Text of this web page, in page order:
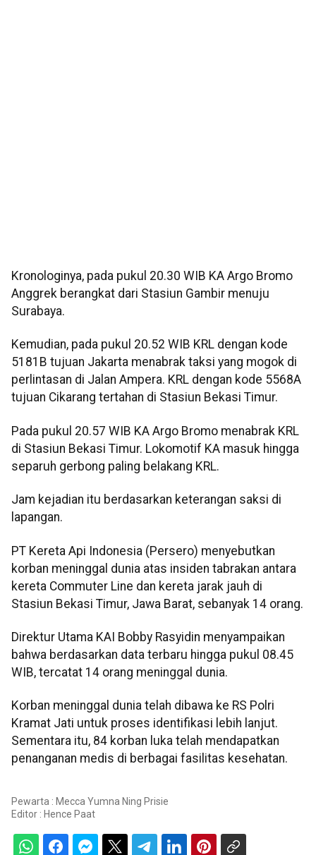
Kronologinya, pada pukul 20.30 WIB KA Argo Bromo
Anggrek berangkat dari Stasiun Gambir menuju
Surabaya.
Kemudian, pada pukul 20.52 WIB KRL dengan kode
5181B tujuan Jakarta menabrak taksi yang mogok di
perlintasan di Jalan Ampera. KRL dengan kode 5568A
tujuan Cikarang tertahan di Stasiun Bekasi Timur.
Pada pukul 20.57 WIB KA Argo Bromo menabrak KRL
di Stasiun Bekasi Timur. Lokomotif KA masuk hingga
separuh gerbong paling belakang KRL.
Jam kejadian itu berdasarkan keterangan saksi di
lapangan.
PT Kereta Api Indonesia (Persero) menyebutkan
korban meninggal dunia atas insiden tabrakan antara
kereta Commuter Line dan kereta jarak jauh di
Stasiun Bekasi Timur, Jawa Barat, sebanyak 14 orang.
Direktur Utama KAI Bobby Rasyidin menyampaikan
bahwa berdasarkan data terbaru hingga pukul 08.45
WIB, tercatat 14 orang meninggal dunia.
Korban meninggal dunia telah dibawa ke RS Polri
Kramat Jati untuk proses identifikasi lebih lanjut.
Sementara itu, 84 korban luka telah mendapatkan
penanganan medis di berbagai fasilitas kesehatan.
Pewarta : Mecca Yumna Ning Prisie
Editor : Hence Paat